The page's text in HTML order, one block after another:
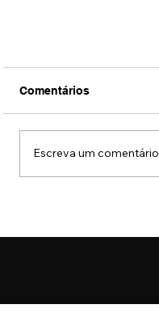
Comentários
Escreva um comentário